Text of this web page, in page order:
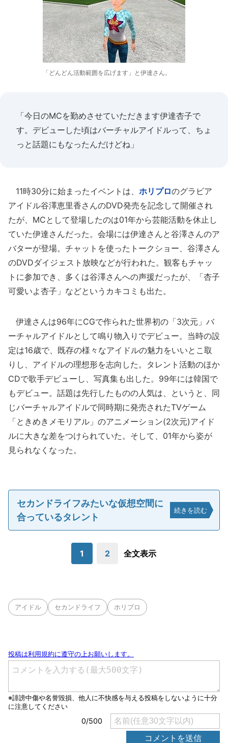
「どんどん活動範囲を広げます」と伊達さん。
「今日のMCを勤めさせていただきます伊達杏子で
す。デビューした頃はバーチャルアイドルって、ちょ
っと話題にもなったんだけどね」
11時30分に始まったイベントは、 ホリプロのグラビア
アイドル谷澤恵里香さんのDVD発売を記念して開催され
たが、MCとして登場したのは01年から芸能活動を休止し
ていた伊達さんだった。会場には伊達さんと谷澤さんのア
バターが登場。チャットを使ったトークショー、谷澤さん
のDVDダイジェスト放映などが行われた。観客もチャッ
トに参加でき、多くは谷澤さんへの声援だったが、「杏子
可愛いよ杏子」などというカキコミも出た。
伊達さんは96年にCGで作られた世界初の「3次元」バ
ーチャルアイドルとして鳴り物入りでデビュー。当時の設
定は16歳で、既存の様々なアイドルの魅力をいいとこ取
りし、アイドルの理想形を志向した。タレント活動のほか
CDで歌手デビューし、写真集も出した。99年には韓国で
もデビュー。話題は先行したものの人気は、というと、同
じバーチャルアイドルで同時期に発売されたTVゲーム
「ときめきメモリアル」のアニメーション(2次元)アイド
ルに大きな差をつけられていた。そして、01年から姿が
見られなくなった。
セカンドライフみたいな仮想空間に
合っているタレント
続きを読む
1 2 全文表示
アイドル セカンドライフ ホリプロ